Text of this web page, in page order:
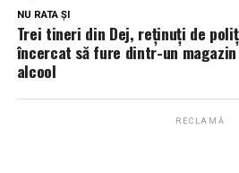
NU RATA ȘI
Trei tineri din Dej, reținuți de
încercat să fure dintr-un
alcool
RECLAMĂ